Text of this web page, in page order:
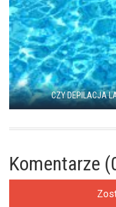
CZY DEPILACJA
Komentarze